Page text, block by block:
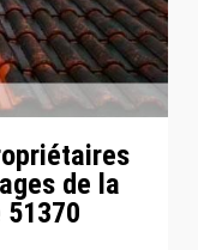
de la